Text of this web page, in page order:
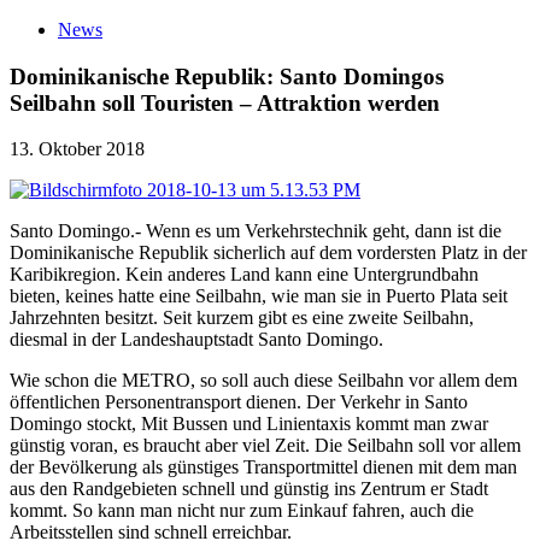
News
Dominikanische Republik: Santo Domingos
Seilbahn soll Touristen – Attraktion werden
13. Oktober 2018
Santo Domingo.- Wenn es um Verkehrstechnik geht, dann ist die
Dominikanische Republik sicherlich auf dem vordersten Platz in der
Karibikregion. Kein anderes Land kann eine Untergrundbahn
bieten, keines hatte eine Seilbahn, wie man sie in Puerto Plata seit
Jahrzehnten besitzt. Seit kurzem gibt es eine zweite Seilbahn,
diesmal in der Landeshauptstadt Santo Domingo.
Wie schon die METRO, so soll auch diese Seilbahn vor allem dem
öffentlichen Personentransport dienen. Der Verkehr in Santo
Domingo stockt, Mit Bussen und Linientaxis kommt man zwar
günstig voran, es braucht aber viel Zeit. Die Seilbahn soll vor allem
der Bevölkerung als günstiges Transportmittel dienen mit dem man
aus den Randgebieten schnell und günstig ins Zentrum er Stadt
kommt. So kann man nicht nur zum Einkauf fahren, auch die
Arbeitsstellen sind schnell erreichbar.